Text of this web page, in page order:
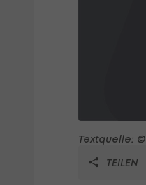
Textquelle: ©
TEILEN